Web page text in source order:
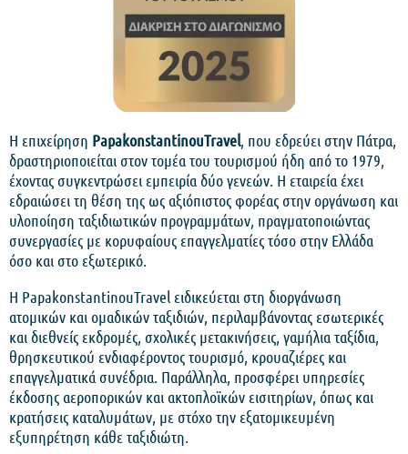
Η επιχείρηση PapakonstantinouTravel, που εδρεύει στην Πάτρα,
δραστηριοποιείται στον τομέα του τουρισμού ήδη από το 1979,
έχοντας συγκεντρώσει εμπειρία δύο γενεών. Η εταιρεία έχει
εδραιώσει τη θέση της ως αξιόπιστος φορέας στην οργάνωση και
υλοποίηση ταξιδιωτικών προγραμμάτων, πραγματοποιώντας
συνεργασίες με κορυφαίους επαγγελματίες τόσο στην Ελλάδα
όσο και στο εξωτερικό.
Η PapakonstantinouTravel ειδικεύεται στη διοργάνωση
ατομικών και ομαδικών ταξιδιών, περιλαμβάνοντας εσωτερικές
και διεθνείς εκδρομές, σχολικές μετακινήσεις, γαμήλια ταξίδια,
θρησκευτικού ενδιαφέροντος τουρισμό, κρουαζιέρες και
επαγγελματικά συνέδρια. Παράλληλα, προσφέρει υπηρεσίες
έκδοσης αεροπορικών και ακτοπλοϊκών εισιτηρίων, όπως και
κρατήσεις καταλυμάτων, με στόχο την εξατομικευμένη
εξυπηρέτηση κάθε ταξιδιώτη.